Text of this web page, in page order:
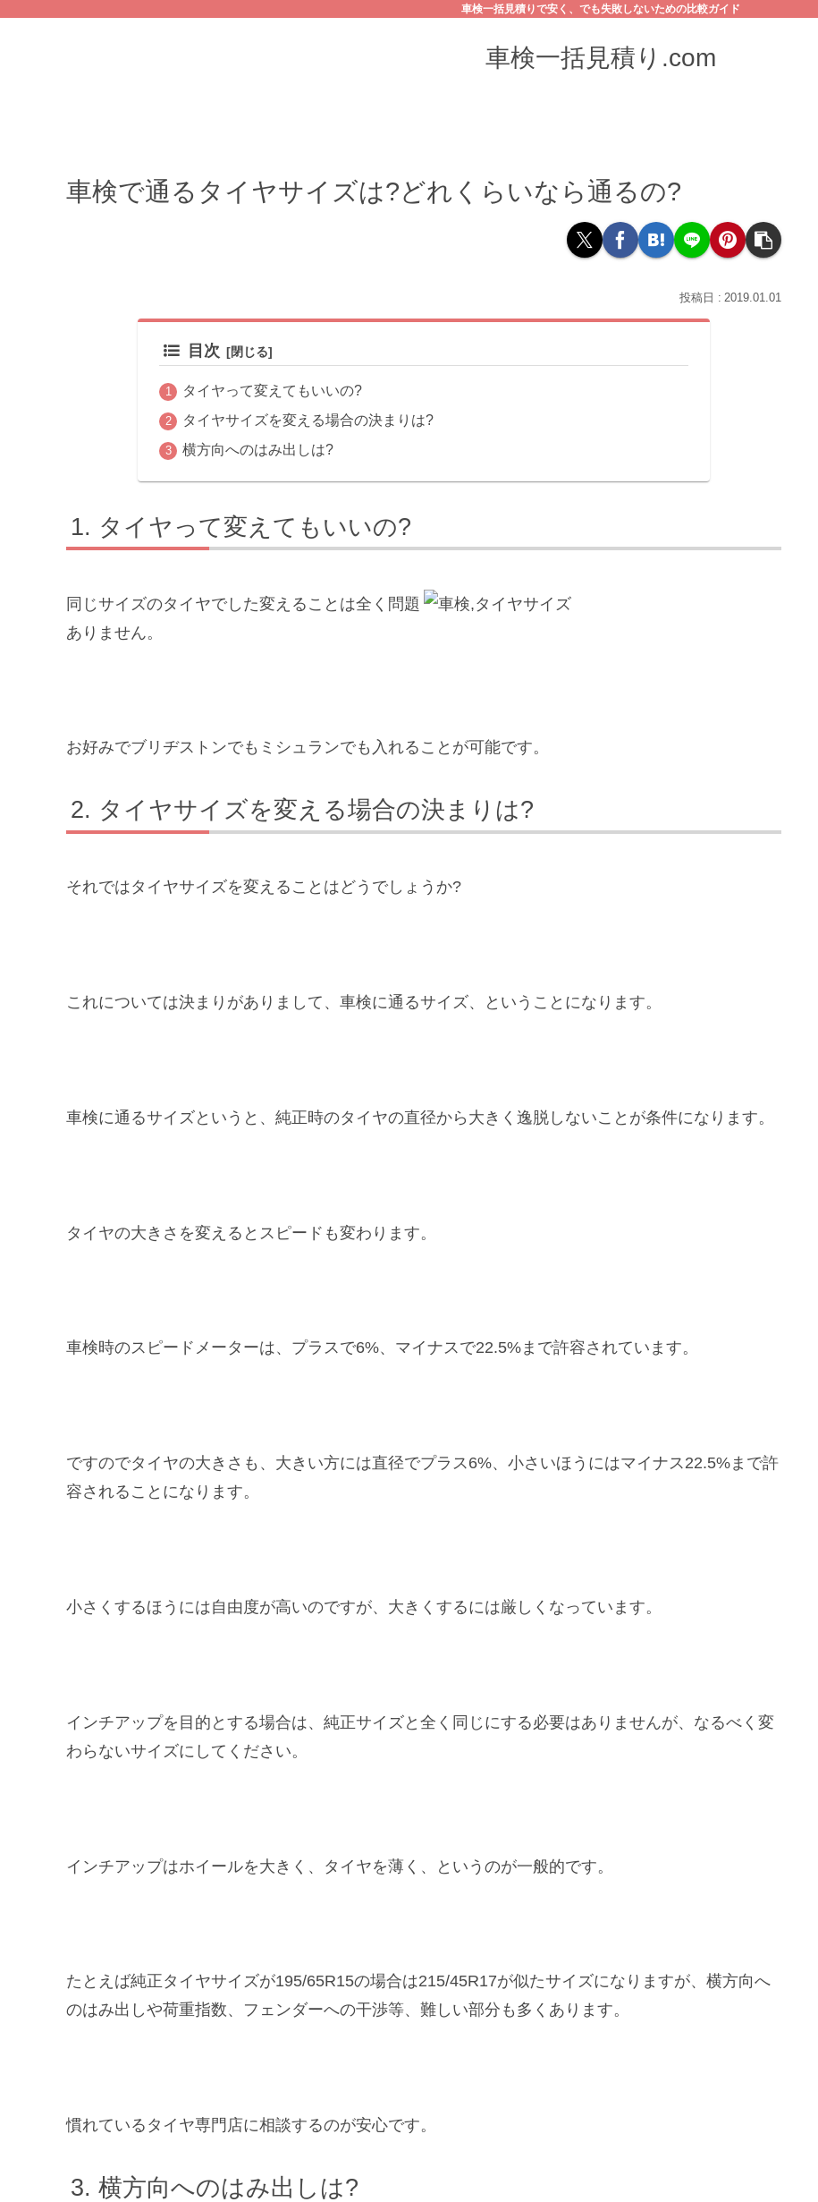
車検一括見積りで安く、でも失敗しないための比較ガイド
車検一括見積り.com
車検で通るタイヤサイズは?どれくらいなら通るの?
2019.01.01
目次
タイヤって変えてもいいの?
タイヤサイズを変える場合の決まりは?
横方向へのはみ出しは?
タイヤって変えてもいいの?
同じサイズのタイヤでした変えることは全く問題
ありません。
お好みでブリヂストンでもミシュランでも入れることが可能です。
タイヤサイズを変える場合の決まりは?
それではタイヤサイズを変えることはどうでしょうか?
これについては決まりがありまして、車検に通るサイズ、ということになります。
車検に通るサイズというと、純正時のタイヤの直径から大きく逸脱しないことが条件になります。
タイヤの大きさを変えるとスピードも変わります。
車検時のスピードメーターは、プラスで6%、マイナスで22.5%まで許容されています。
ですのでタイヤの大きさも、大きい方には直径でプラス6%、小さいほうにはマイナス22.5%まで許
容されることになります。
小さくするほうには自由度が高いのですが、大きくするには厳しくなっています。
インチアップを目的とする場合は、純正サイズと全く同じにする必要はありませんが、なるべく変
わらないサイズにしてください。
インチアップはホイールを大きく、タイヤを薄く、というのが一般的です。
たとえば純正タイヤサイズが195/65R15の場合は215/45R17が似たサイズになりますが、横方向へ
のはみ出しや荷重指数、フェンダーへの干渉等、難しい部分も多くあります。
慣れているタイヤ専門店に相談するのが安心です。
横方向へのはみ出しは?